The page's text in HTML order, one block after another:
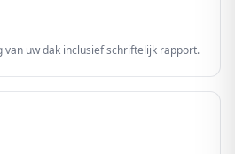
van uw dak inclusief schriftelijk rapport.